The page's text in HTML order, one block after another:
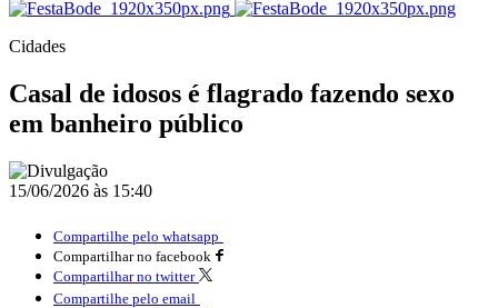
Cidades
Casal de idosos é flagrado fazendo sexo
em banheiro público
15/06/2026 às 15:40
Compartilhe pelo whatsapp
Compartilhar no facebook
Compartilhar no twitter
Compartilhe pelo email